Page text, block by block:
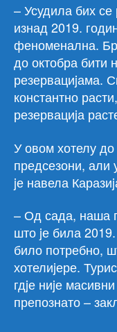
– Усудила бих
изнад 2019.
феноменална.
до октобра бити
резервациjама.
константно
резервациjа
У овом хотелу
предсезони, али
jе навела
– Од сада, наша
што jе била
било потребно,
хотелиjере.
гдjе ниjе
препознато –